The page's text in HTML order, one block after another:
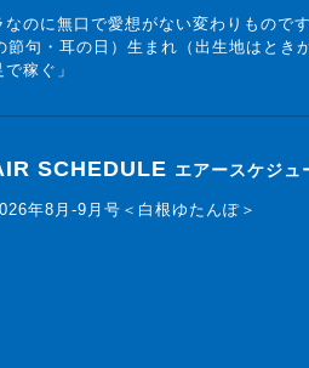
なのに無口で愛想がない変わりもので
節句・耳の日）生まれ（出生地はとき
稼ぐ」
SCHEDULE エアースケジュ
年8月-9月号＜白根ゆたんぽ＞